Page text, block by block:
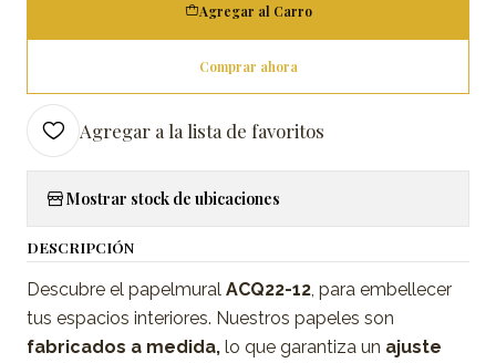
Agregar al Carro
Comprar ahora
Agregar a la lista de favoritos
Mostrar stock de ubicaciones
DESCRIPCIÓN
Descubre el papelmural ACQ22-12 , para embellecer
tus espacios interiores. Nuestros papeles son
fabricados a medida, lo que garantiza un ajuste